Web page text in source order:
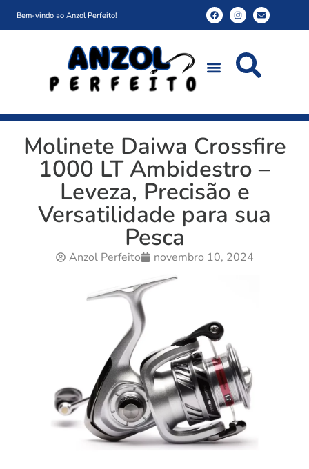
Bem-vindo ao Anzol Perfeito!
Molinete Daiwa Crossfire
1000 LT Ambidestro –
Leveza, Precisão e
Versatilidade para sua
Pesca
Anzol Perfeito novembro 10, 2024